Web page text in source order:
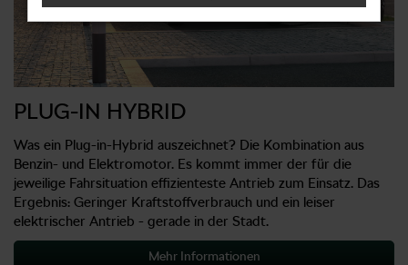
PLUG-IN HYBRID
Was ein Plug-in-Hybrid auszeichnet? Die Kombination aus
Benzin- und Elektromotor. Es kommt immer der für die
jeweilige Fahrsituation effizienteste Antrieb zum Einsatz. Das
Ergebnis: Geringer Kraftstoffverbrauch und ein leiser
elektrischer Antrieb - gerade in der Stadt.
Mehr Informationen